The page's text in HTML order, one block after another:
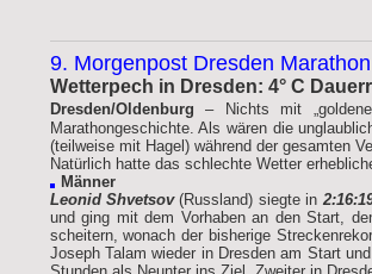
9. Morgenpost Dresden
Wetterpech in Dresden: 4° C
Dresden/Oldenburg –
Nichts mit
Marathongeschichte. Als wären die
(teilweise mit Hagel) während der gesamten
Natürlich hatte das schlechte Wetter
Männer
Leonid Shvetsov(Russland) siegte in
und ging mit dem Vorhaben an den Start,
scheitern, wonach der bisherige
Joseph Talam wieder in Dresden am Start